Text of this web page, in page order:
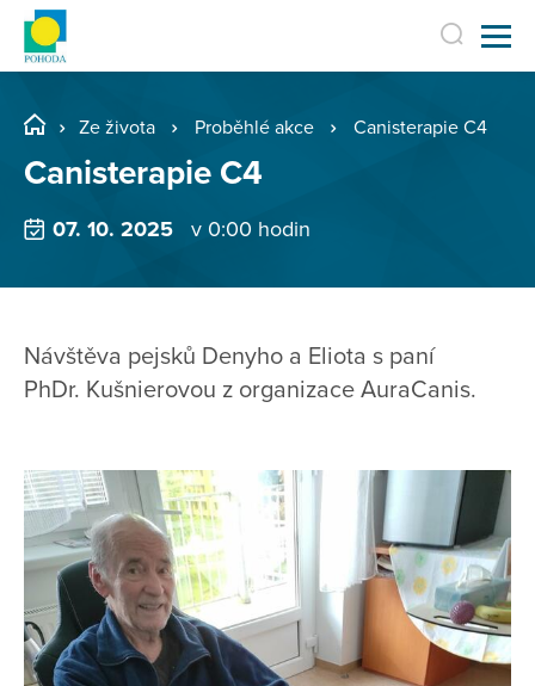
Ze života Proběhlé akce Canisterapie C4
Canisterapie C4
07. 10. 2025 v 0:00 hodin
Návštěva pejsků Denyho a Eliota s paní
PhDr. Kušnierovou z organizace AuraCanis.